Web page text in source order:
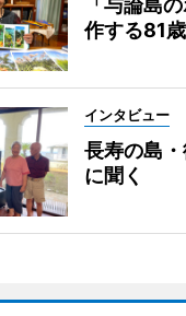
「与論島
作する81
インタビュー
長寿の島
に聞く